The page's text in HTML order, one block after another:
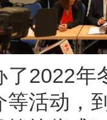
年
等活动，